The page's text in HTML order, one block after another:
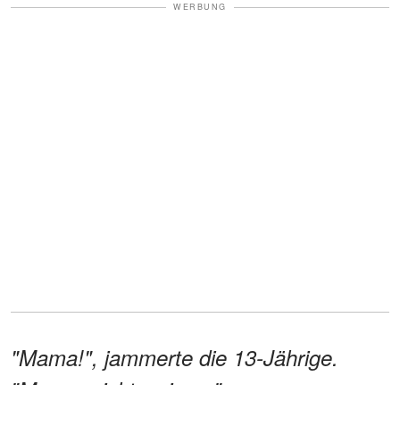
WERBUNG
"Mama!", jammerte die 13-Jährige.
"Mama, nicht weinen."